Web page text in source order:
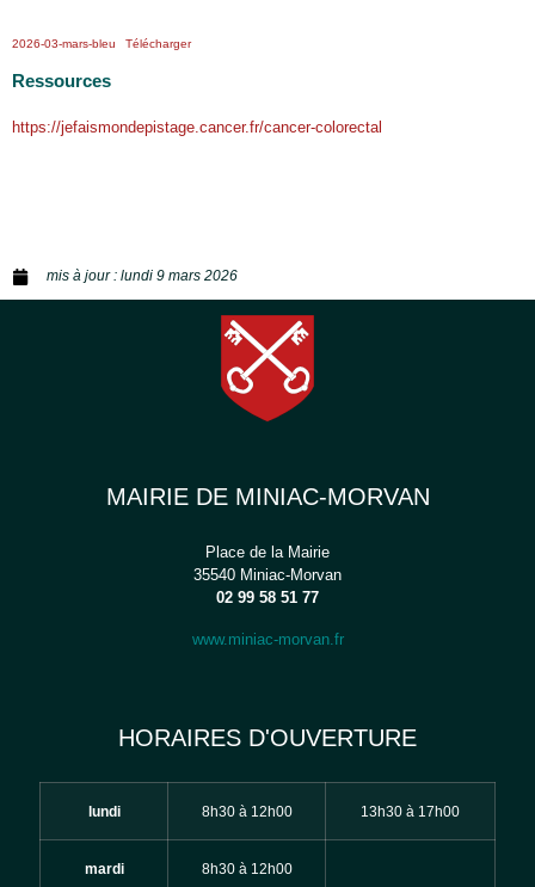
2026-03-mars-bleu Télécharger
Ressources
https://jefaismondepistage.cancer.fr/cancer-colorectal
mis à jour : lundi 9 mars 2026
MAIRIE DE MINIAC-MORVAN
Place de la Mairie
35540 Miniac-Morvan
02 99 58 51 77
www.miniac-morvan.fr
HORAIRES D'OUVERTURE
lundi 8h30 à 12h00 13h30 à 17h00
mardi 8h30 à 12h00